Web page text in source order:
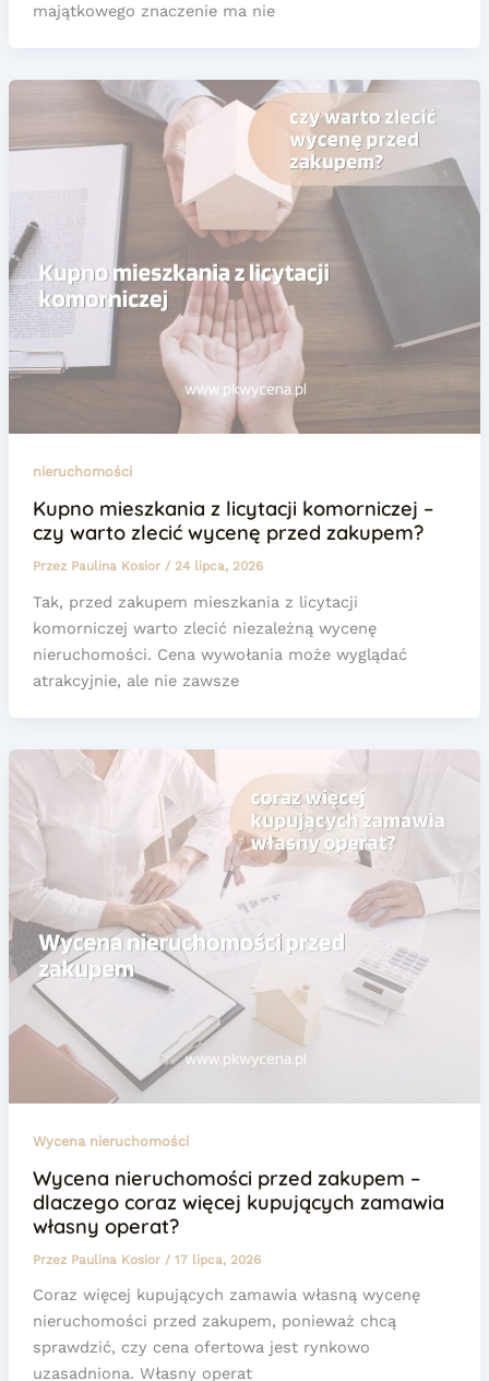
majątkowego znaczenie ma nie
nieruchomości
Kupno mieszkania z licytacji komorniczej –
czy warto zlecić wycenę przed zakupem?
Przez Paulina Kosior / 24 lipca, 2026
Tak, przed zakupem mieszkania z licytacji
komorniczej warto zlecić niezależną wycenę
nieruchomości. Cena wywołania może wyglądać
atrakcyjnie, ale nie zawsze
Wycena nieruchomości
Wycena nieruchomości przed zakupem –
dlaczego coraz więcej kupujących zamawia
własny operat?
Przez Paulina Kosior / 17 lipca, 2026
Coraz więcej kupujących zamawia własną wycenę
nieruchomości przed zakupem, ponieważ chcą
sprawdzić, czy cena ofertowa jest rynkowo
uzasadniona. Własny operat